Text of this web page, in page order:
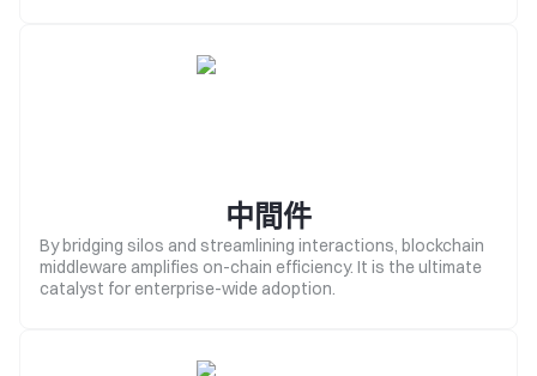
中間件
By bridging silos and streamlining interactions, blockchain
middleware amplifies on-chain efficiency. It is the ultimate
catalyst for enterprise-wide adoption.